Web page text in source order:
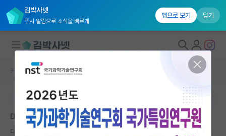
김박사넷
푸시 알림으로 소식을 빠르게
앱으로 보기 닫기
연구실&오픈랩
커뮤니티 홈 자유 게시판(아무개랩)
본문이 수정되지 않는 박제글입니다.
미박 예정으로 UNIST 재편입 고민입니다.
다정한 그레이스 호퍼